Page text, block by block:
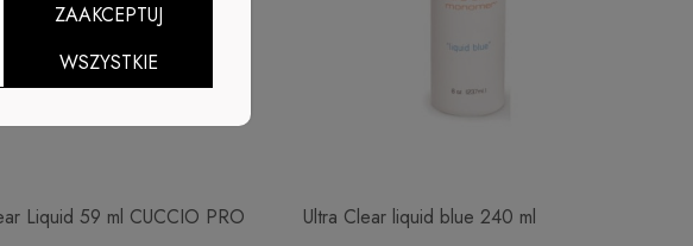
Liquid 59 ml CUCCIO PRO Ultra Clear liquid blue 240 ml
ZAAKCEPTUJ
WSZYSTKIE